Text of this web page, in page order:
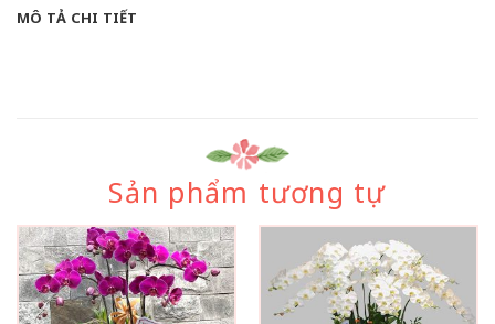
MÔ TẢ CHI TIẾT
Sản phẩm tương tự